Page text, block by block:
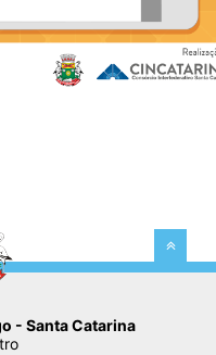
- Santa Catarina